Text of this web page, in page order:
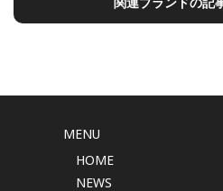
MENU
HOME
NEWS